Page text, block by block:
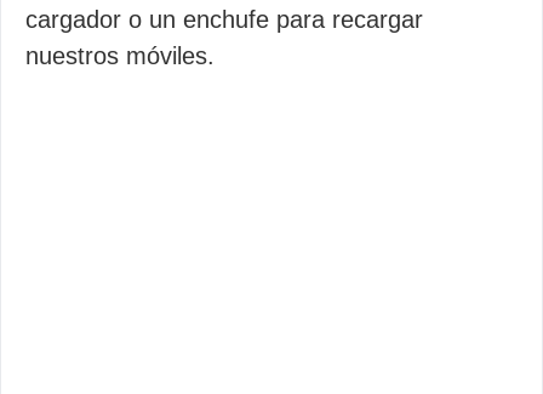
cargador o un enchufe para recargar
nuestros móviles.